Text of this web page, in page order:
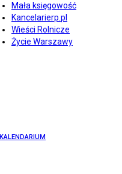
Mała księgowość
Kancelarierp.pl
Wieści Rolnicze
Życie Warszawy
KALENDARIUM